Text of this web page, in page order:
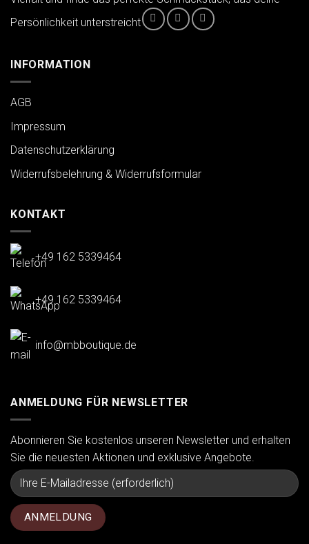
Persönlichkeit unterstreicht
INFORMATION
AGB
Impressum
Datenschutzerklärung
Widerrufsbelehrung & Widerrufsformular
KONTAKT
+49 162 5339464
+49 162 5339464
info@mbboutique.de
ANMELDUNG FÜR NEWSLETTER
Abonnieren Sie kostenlos unseren Newsletter und erhalten
Sie die neuesten Aktionen und exklusive Angebote.